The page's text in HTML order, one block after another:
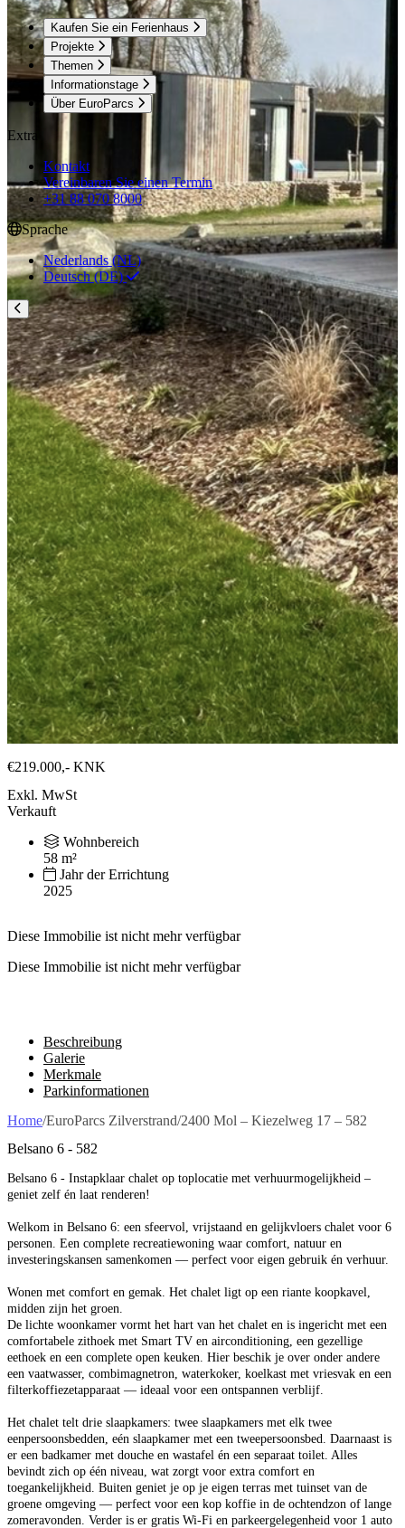
Kaufen Sie ein Ferienhaus
Projekte
Themen
Informationstage
Über EuroParcs
Extra
Kontakt
Vereinbaren Sie einen Termin
+31 88 070 8000
Sprache
Nederlands (NL)
Deutsch (DE)
€219.000,- KNK
Exkl. MwSt
Verkauft
Wohnbereich
58 m²
Jahr der Errichtung
2025
Diese Immobilie ist nicht mehr verfügbar
Diese Immobilie ist nicht mehr verfügbar
Beschreibung
Galerie
Merkmale
Parkinformationen
Home/EuroParcs Zilverstrand/2400 Mol – Kiezelweg 17 – 582
Belsano 6 - 582
Belsano 6 - Instapklaar chalet op toplocatie met verhuurmogelijkheid –
geniet zelf én laat renderen!
Welkom in Belsano 6: een sfeervol, vrijstaand en gelijkvloers chalet voor 6
personen. Een complete recreatiewoning waar comfort, natuur en
investeringskansen samenkomen — perfect voor eigen gebruik én verhuur.
Wonen met comfort en gemak. Het chalet ligt op een riante koopkavel,
midden zijn het groen.
De lichte woonkamer vormt het hart van het chalet en is ingericht met een
comfortabele zithoek met Smart TV en airconditioning, een gezellige
eethoek en een complete open keuken. Hier beschik je over onder andere
een vaatwasser, combimagnetron, waterkoker, koelkast met vriesvak en een
filterkoffiezetapparaat — ideaal voor een ontspannen verblijf.
Het chalet telt drie slaapkamers: twee slaapkamers met elk twee
eenpersoonsbedden, eén slaapkamer met een tweepersoonsbed. Daarnaast is
er een badkamer met douche en wastafel én een separaat toilet. Alles
bevindt zich op één niveau, wat zorgt voor extra comfort en
toegankelijkheid. Buiten geniet je op je eigen terras met tuinset van de
groene omgeving — perfect voor een kop koffie in de ochtendzon of lange
zomeravonden. Verder is er gratis Wi-Fi en parkeergelegenheid voor 1 auto